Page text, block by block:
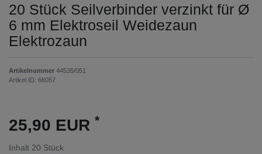
20 Stück Seilverbinder verzinkt für Ø
6 mm Elektroseil Weidezaun
Elektrozaun
Artikelnummer 44535/051
Artikel ID: 66057
25,90 EUR *
Inhalt 20 Stück